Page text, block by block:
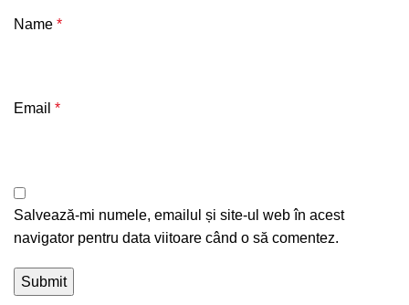
Name *
Email *
Salvează-mi numele, emailul și site-ul web în acest
navigator pentru data viitoare când o să comentez.